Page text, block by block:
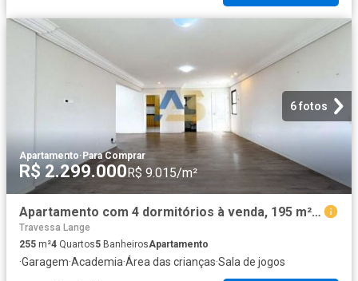
6 fotos
Apartamento·Para Comprar
R$ 2.299.000R$ 9.015/m²
Apartamento com 4 dormitórios à venda, 195 m² por R$ 2.300.000 Água Verde Curitiba/PR
Travessa Lange
255 m²4 Quartos5 BanheirosApartamento
·Garagem·Academia·Área das crianças·Sala de jogos